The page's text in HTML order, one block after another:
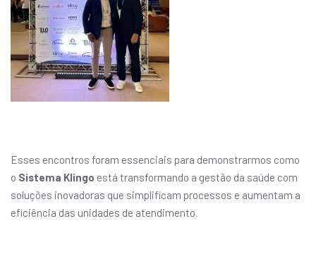
Esses encontros foram essenciais para demonstrarmos como
o Sistema Klingo está transformando a gestão da saúde com
soluções inovadoras que simplificam processos e aumentam a
eficiência das unidades de atendimento.